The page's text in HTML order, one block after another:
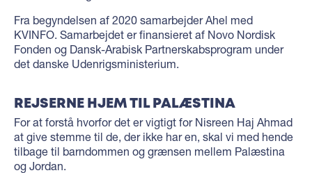
Fra begyndelsen af 2020 samarbejder Ahel med
KVINFO. Samarbejdet er finansieret af Novo Nordisk
Fonden og Dansk-Arabisk Partnerskabsprogram under
det danske Udenrigsministerium.
REJSERNE HJEM TIL PALÆSTINA
For at forstå hvorfor det er vigtigt for Nisreen Haj Ahmad
at give stemme til de, der ikke har en, skal vi med hende
tilbage til barndommen og grænsen mellem Palæstina
og Jordan.